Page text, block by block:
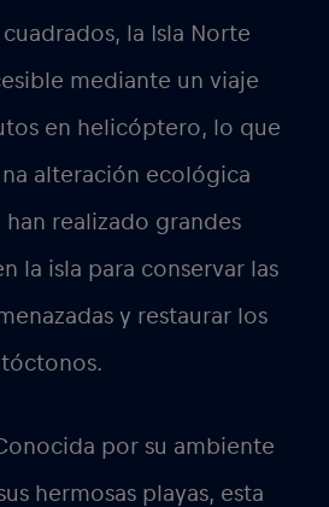
la Isla Norte
mediante un viaje
en helicóptero, lo que
alteración ecológica
han realizado grandes
la isla para conservar las
y restaurar los
por su ambiente
hermosas playas, esta